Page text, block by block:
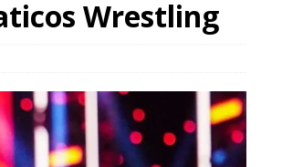
Wrestling